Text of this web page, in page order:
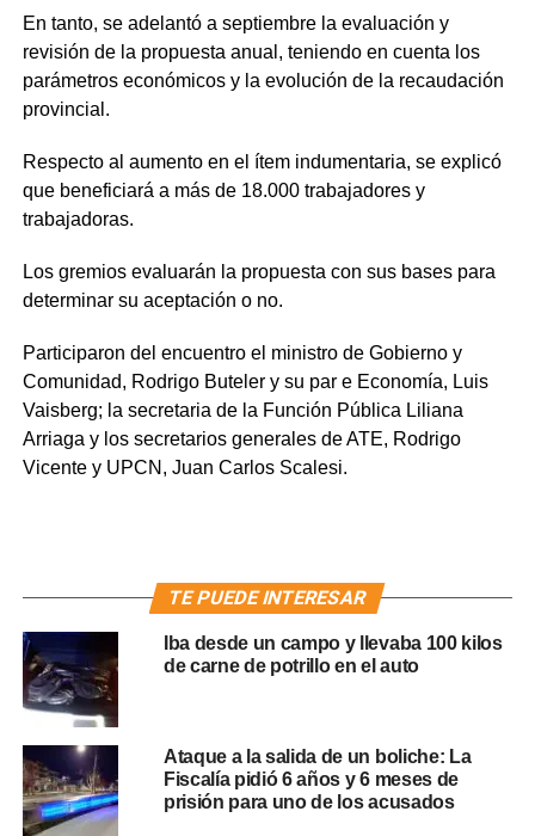
En tanto, se adelantó a septiembre la evaluación y
revisión de la propuesta anual, teniendo en cuenta los
parámetros económicos y la evolución de la recaudación
provincial.
Respecto al aumento en el ítem indumentaria, se explicó
que beneficiará a más de 18.000 trabajadores y
trabajadoras.
Los gremios evaluarán la propuesta con sus bases para
determinar su aceptación o no.
Participaron del encuentro el ministro de Gobierno y
Comunidad, Rodrigo Buteler y su par e Economía, Luis
Vaisberg; la secretaria de la Función Pública Liliana
Arriaga y los secretarios generales de ATE, Rodrigo
Vicente y UPCN, Juan Carlos Scalesi.
TE PUEDE INTERESAR
Iba desde un campo y llevaba 100 kilos
de carne de potrillo en el auto
Ataque a la salida de un boliche: La
Fiscalía pidió 6 años y 6 meses de
prisión para uno de los acusados